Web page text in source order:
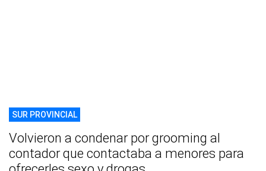
SUR PROVINCIAL
Volvieron a condenar por grooming al
contador que contactaba a menores para